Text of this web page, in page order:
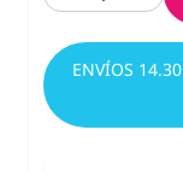
ENVÍOS